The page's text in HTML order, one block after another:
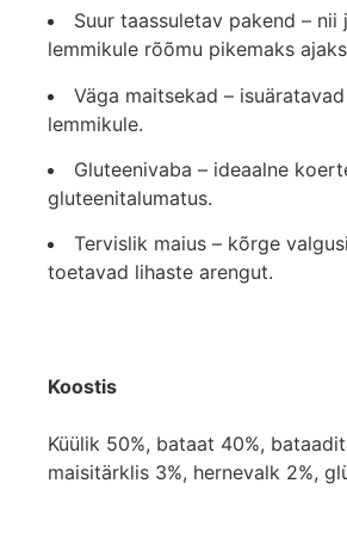
Suur taassuletav pakend – nii
lemmikule rõõmu pikemaks
Väga maitsekad –
lemmikule.
Gluteenivaba – ideaalne
gluteenitalumatus.
Tervislik maius – kõrge
toetavad lihaste arengut.
Koostis
Küülik 50%, bataat 40%,
maisitärklis 3%, hernevalk 2%,